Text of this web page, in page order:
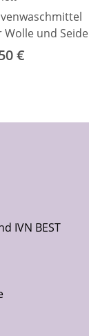
Wolle und Seide
€
IVN BEST